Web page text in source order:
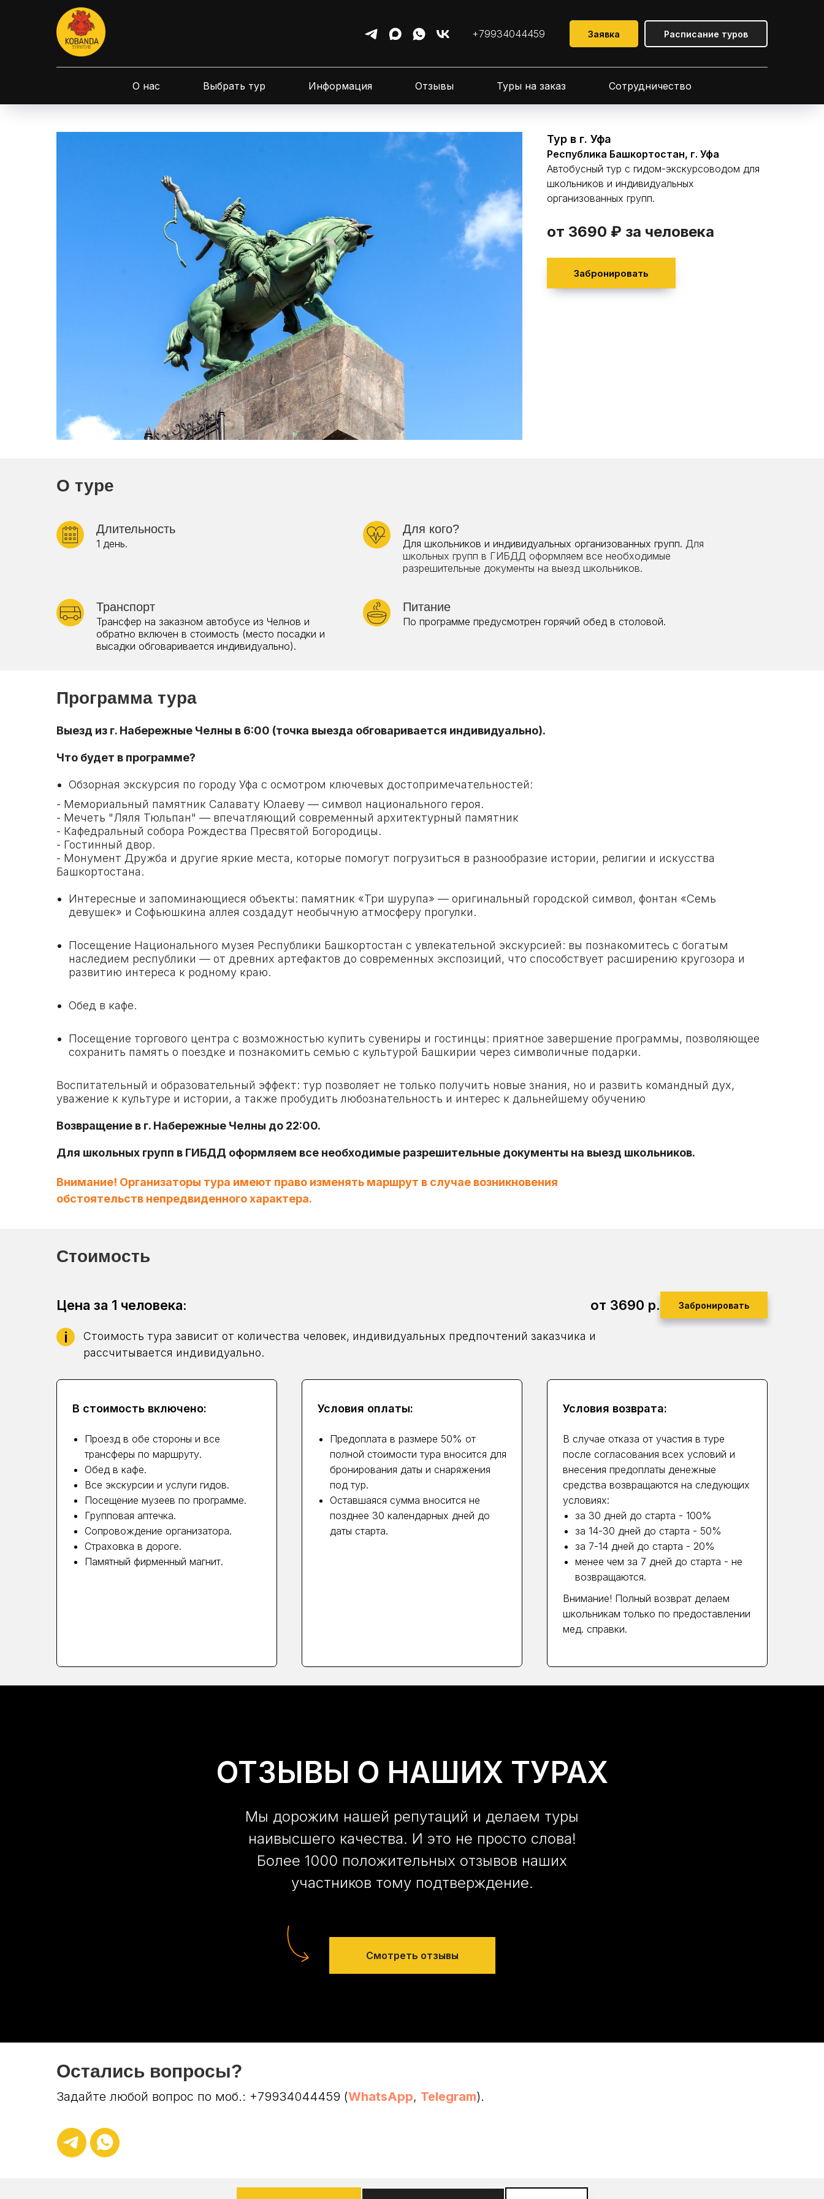
+79934044459 Заявка Расписание туров
О нас Выбрать тур Информация Отзывы Туры на заказ Сотрудничество
Тур в г. Уфа
Республика Башкортостан, г. Уфа
Автобусный тур с гидом-экскурсоводом для
школьников и индивидуальных
организованных групп.
от 3690 ₽ за человека
Забронировать
О туре
Длительность
1 день.
Для кого?
Для школьников и индивидуальных организованных групп. Для
школьных групп в ГИБДД оформляем все необходимые
разрешительные документы на выезд школьников.
Транспорт
Трансфер на заказном автобусе из Челнов и
обратно включен в стоимость (место посадки и
высадки обговаривается индивидуально).
Питание
По программе предусмотрен горячий обед в столовой.
Программа тура
Выезд из г. Набережные Челны в 6:00 (точка выезда обговаривается индивидуально).
Что будет в программе?
Обзорная экскурсия по городу Уфа с осмотром ключевых достопримечательностей:
- Мемориальный памятник Салавату Юлаеву — символ национального героя.
- Мечеть "Ляля Тюльпан" — впечатляющий современный архитектурный памятник
- Кафедральный собора Рождества Пресвятой Богородицы.
- Гостинный двор.
- Монумент Дружба и другие яркие места, которые помогут погрузиться в разнообразие истории, религии и искусства
Башкортостана.
Интересные и запоминающиеся объекты: памятник «Три шурупа» — оригинальный городской символ, фонтан «Семь
девушек» и Софьюшкина аллея создадут необычную атмосферу прогулки.
Посещение Национального музея Республики Башкортостан с увлекательной экскурсией: вы познакомитесь с богатым
наследием республики — от древних артефактов до современных экспозиций, что способствует расширению кругозора и
развитию интереса к родному краю.
Обед в кафе.
Посещение торгового центра с возможностью купить сувениры и гостинцы: приятное завершение программы, позволяющее
сохранить память о поездке и познакомить семью с культурой Башкирии через символичные подарки.
Воспитательный и образовательный эффект: тур позволяет не только получить новые знания, но и развить командный дух,
уважение к культуре и истории, а также пробудить любознательность и интерес к дальнейшему обучению
Возвращение в г. Набережные Челны до 22:00.
Для школьных групп в ГИБДД оформляем все необходимые разрешительные документы на выезд школьников.
Внимание! Организаторы тура имеют право изменять маршрут в случае возникновения
обстоятельств непредвиденного характера.
Стоимость
Цена за 1 человека: от 3690 р. Забронировать
i
Стоимость тура зависит от количества человек, индивидуальных предпочтений заказчика и
рассчитывается индивидуально.
В стоимость включено:
Проезд в обе стороны и все
трансферы по маршруту.
Обед в кафе.
Все экскурсии и услуги гидов.
Посещение музеев по программе.
Групповая аптечка.
Сопровождение организатора.
Страховка в дороге.
Памятный фирменный магнит.
Условия оплаты:
Предоплата в размере 50% от
полной стоимости тура вносится для
бронирования даты и снаряжения
под тур.
Оставшаяся сумма вносится не
позднее 30 календарных дней до
даты старта.
Условия возврата:
В случае отказа от участия в туре
после согласования всех условий и
внесения предоплаты денежные
средства возвращаются на следующих
условиях:
за 30 дней до старта - 100%
за 14-30 дней до старта - 50%
за 7-14 дней до старта - 20%
менее чем за 7 дней до старта - не
возвращаются.
Внимание! Полный возврат делаем
школьникам только по предоставлении
мед. справки.
ОТЗЫВЫ О НАШИХ ТУРАХ
Мы дорожим нашей репутаций и делаем туры
наивысшего качества. И это не просто слова!
Более 1000 положительных отзывов наших
участников тому подтверждение.
Смотреть отзывы
Остались вопросы?
Задайте любой вопрос по моб.: +79934044459 (WhatsApp, Telegram).